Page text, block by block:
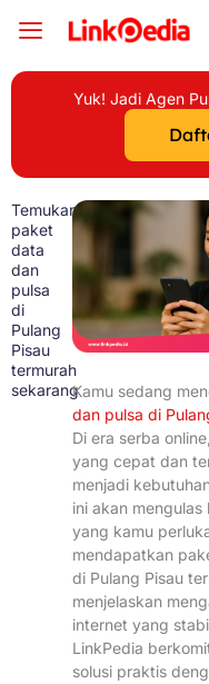
Yuk! Jadi Agen
Temukan
paket
data
dan
pulsa
di
Pulang
Pisau
termurah
sekarangKamu sedang
dan pulsa di
Di era serba
yang cepat dan
menjadi
ini akan
yang kamu
mendapatkan
di Pulang Pisau
menjelaskan
internet yang
LinkPedia
solusi praktis